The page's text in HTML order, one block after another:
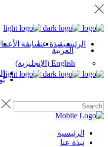
الرئيسيةنبذة عناسابقة
العربية
English
( الإنجليزية)
الرئيسية
نبذة عنا